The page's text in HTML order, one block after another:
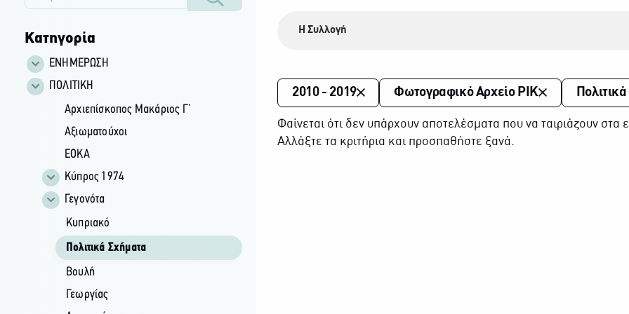
Κατηγορία
ΕΝΗΜΕΡΩΣΗ
ΠΟΛΙΤΙΚΗ
Αρχιεπίσκοπος Μακάριος Γ’
Αξιωματούχοι
ΕΟΚΑ
Κύπρος 1974
Γεγονότα
Κυπριακό
Πολιτικά Σχήματα
Βουλή
Γεωργίας
Η Συλλογή
2010 - 2019 Φωτογραφικό Αρχείο ΡΙΚ
Φαίνεται ότι δεν υπάρχουν αποτελέσματα που να ταιριάζουν στα
Αλλάξτε τα κριτήρια και προσπαθήστε ξανά.